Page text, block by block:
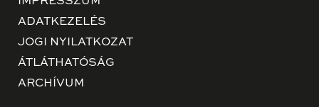
ADATKEZELÉS
JOGI NYILATKOZAT
ÁTLÁTHATÓSÁG
ARCHÍVUM